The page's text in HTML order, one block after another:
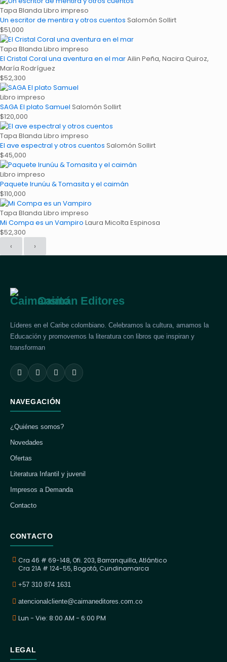
Tapa Blanda Libro impreso
Un escritor de mentira y otros cuentos Salomón Sollirt
$51,000
Tapa Blanda Libro impreso
El Cristal Coral una aventura en el marAilin Peña, Nacira Quiroz,
María Rodríguez
$52,300
Libro impreso
SAGA El plato Samuel Salomón Sollirt
$120,000
Tapa Blanda Libro impreso
El ave espectral y otros cuentos Salomón Sollirt
$45,000
Libro impreso
Paquete Irunúu & Tomasita y el caimán
$110,000
Tapa Blanda Libro impreso
Mi Compa es un Vampiro Laura Micolta Espinosa
$52,300
‹ ›
Caimán Editores
Líderes en el Caribe colombiano. Celebramos la cultura, amamos la
Educación y promovemos la literatura con libros que inspiran y
transforman
NAVEGACIÓN
¿Quiénes somos?
Novedades
Ofertas
Literatura Infantil y juvenil
Impresos a Demanda
Contacto
CONTACTO
Cra 46 # 69-148, Ofi. 203, Barranquilla, Atlántico
Cra 21A # 124-55, Bogotá, Cundinamarca
+57 310 874 1631
atencionalcliente@caimaneditores.com.co
Lun - Vie: 8:00 AM - 6:00 PM
LEGAL